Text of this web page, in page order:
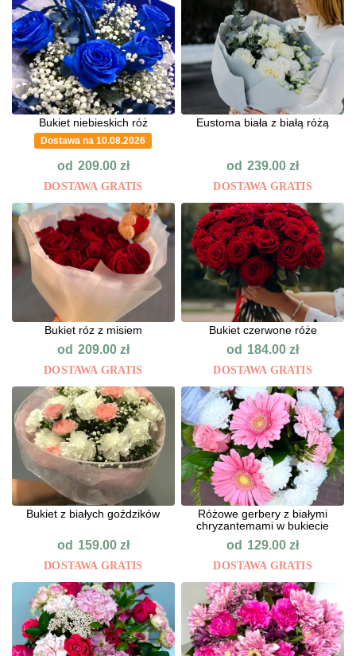
Bukiet niebieskich róż
Dostawa na 10.08.2026
od 209.00 zł
DOSTAWA GRATIS
Eustoma biała z białą różą
od 239.00zł
DOSTAWA GRATIS
Bukiet róz z misiem
od 209.00 zł
DOSTAWA GRATIS
Bukiet czerwone róże
od 184.00zł
DOSTAWA GRATIS
Bukiet z białych goździków
od 159.00 zł
DOSTAWA GRATIS
Różowe gerbery z białymi
chryzantemami w bukiecie
od 129.00zł
DOSTAWA GRATIS